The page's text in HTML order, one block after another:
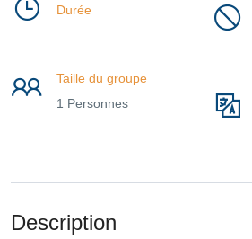
Durée
Taille du groupe
1 Personnes
Description